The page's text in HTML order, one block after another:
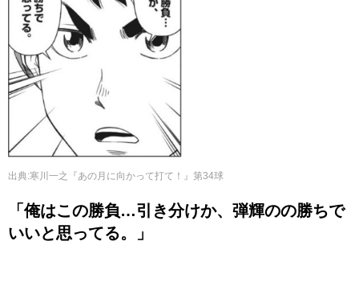
出典:寒川一之『あの月に向かって打て！』第34球
「俺はこの勝負…引き分けか、弾輝のの勝ちで
いいと思ってる。」